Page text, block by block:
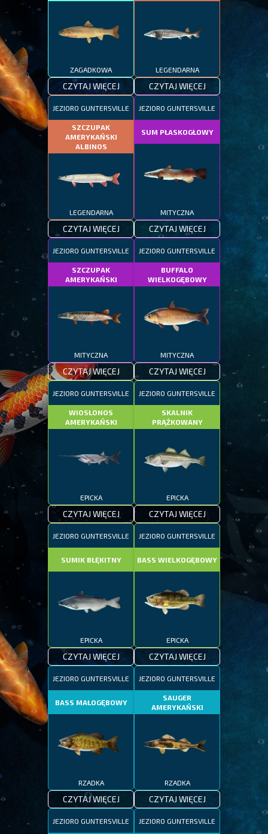
ZAGADKOWA
CZYTAJ WIĘCEJ
LEGENDARNA
CZYTAJ WIĘCEJ
JEZIORO GUNTERSVILLE
SZCZUPAK
AMERYKAŃSKI
ALBINOS
LEGENDARNA
CZYTAJ WIĘCEJ
JEZIORO GUNTERSVILLE
SUM PŁASKOGŁOWY
MITYCZNA
CZYTAJ WIĘCEJ
JEZIORO GUNTERSVILLE
SZCZUPAK
AMERYKAŃSKI
MITYCZNA
CZYTAJ WIĘCEJ
JEZIORO GUNTERSVILLE
BUFFALO
WIELKOGĘBOWY
MITYCZNA
CZYTAJ WIĘCEJ
JEZIORO GUNTERSVILLE
WIOSŁONOS
AMERYKAŃSKI
EPICKA
CZYTAJ WIĘCEJ
JEZIORO GUNTERSVILLE
SKALNIK
PRĄŻKOWANY
EPICKA
CZYTAJ WIĘCEJ
JEZIORO GUNTERSVILLE
SUMIK BŁĘKITNY
EPICKA
CZYTAJ WIĘCEJ
JEZIORO GUNTERSVILLE
BASS WIELKOGĘBOWY
EPICKA
CZYTAJ WIĘCEJ
JEZIORO GUNTERSVILLE
BASS MAŁOGĘBOWY
RZADKA
CZYTAJ WIĘCEJ
JEZIORO GUNTERSVILLE
SAUGER
AMERYKAŃSKI
RZADKA
CZYTAJ WIĘCEJ
JEZIORO GUNTERSVILLE JEZIORO GUNTERSVILLE